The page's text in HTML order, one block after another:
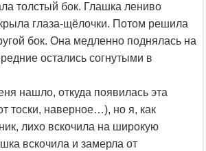
толстый бок. Глашка лениво
глаза-щёлочки. Потом решила
бок. Она медленно поднялась на
остались согнутыми в
нашло, откуда появилась эта
тоски, наверное…), но я, как
лихо вскочила на широкую
вскочила и замерла от